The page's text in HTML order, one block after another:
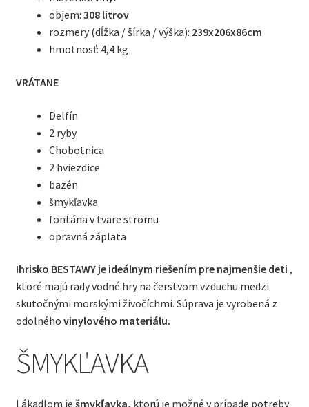
objem: 308 litrov
rozmery (dĺžka / šírka / výška): 239x206x86cm
hmotnosť: 4,4 kg
VRÁTANE
Delfín
2 ryby
Chobotnica
2 hviezdice
bazén
šmykľavka
fontána v tvare stromu
opravná záplata
Ihrisko BESTAWY je ideálnym riešením pre najmenšie deti ,
ktoré majú rady vodné hry na čerstvom vzduchu medzi
skutočnými morskými živočíchmi. Súprava je vyrobená z
odolného vinylového materiálu.
ŠMYKĽAVKA
Lákadlom je šmykľavka, ktorú je možné v prípade potreby